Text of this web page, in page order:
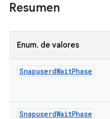
Resumen
Enum. de valores
SnapuserdWaitPhase
SnapuserdWaitPhase